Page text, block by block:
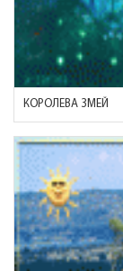
КОРОЛЕВА ЗМЕЙ